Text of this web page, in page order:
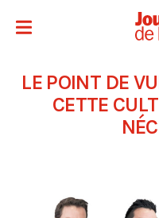
LE POINT DE
CETTE